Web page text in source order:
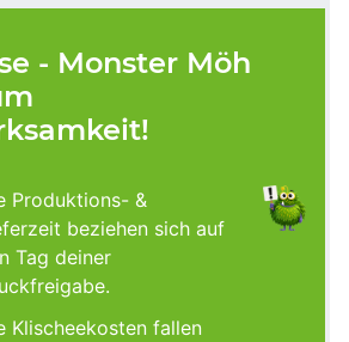
- Monster Möh
Produktions- &
beziehen sich auf
Tag deiner
Klischeekosten fallen